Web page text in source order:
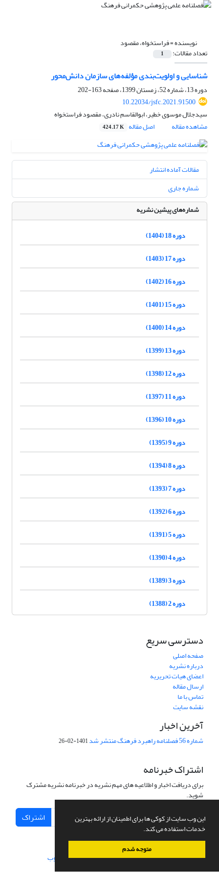
این وب سایت از کوکی ها برای اطمینان از ارائه بهترین
خدمات استفاده می کند.
متوجه شدم
نویسنده =فراستخواه، مقصود
تعداد مقالات: 1
شناسایی و اولویت‌بندی مؤلفه‌های سازمان دانش‌محور
دوره 13، شماره 52، زمستان 1399، صفحه
163-202
10.22034/jsfc.2021.91500
سیدجلال موسوی خطیر، ابوالقاسم نادری، مقصود فراستخواه
مشاهده مقاله
اصل مقاله 424.17 K
مقالات آماده انتشار
شماره جاری
شماره‌های پیشین نشریه
دوره 18 (1404)
دوره 17 (1403)
دوره 16 (1402)
دوره 15 (1401)
دوره 14 (1400)
دوره 13 (1399)
دوره 12 (1398)
دوره 11 (1397)
دوره 10 (1396)
دوره 9 (1395)
دوره 8 (1394)
دوره 7 (1393)
دوره 6 (1392)
دوره 5 (1391)
دوره 4 (1390)
دوره 3 (1389)
دوره 2 (1388)
دسترسی سریع
صفحه اصلی
درباره نشریه
اعضای هیات تحریریه
ارسال مقاله
تماس با ما
نقشه سایت
آخرین اخبار
شماره 56 فصلنامه راهبرد فرهنگ منتشر شد 1401-02-26
اشتراک خبرنامه
برای دریافت اخبار و اطلاعیه های مهم نشریه در خبرنامه نشریه مشترک
شوید.
اشتراک
سامانه مدیریت نشریات علمی.طراحی و پیاده سازی از سیناوب